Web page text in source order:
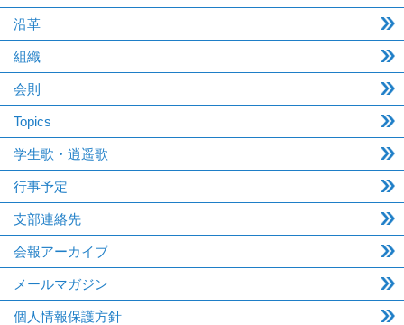
沿革
組織
会則
Topics
学生歌・逍遥歌
行事予定
支部連絡先
会報アーカイブ
メールマガジン
個人情報保護方針